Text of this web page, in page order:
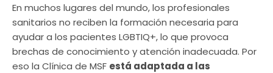
En muchos lugares del mundo, los profesionales
sanitarios no reciben la formación necesaria para
ayudar a los pacientes LGBTIQ+, lo que provoca
brechas de conocimiento y atención inadecuada. Por
eso la Clínica de MSF está adaptada a las